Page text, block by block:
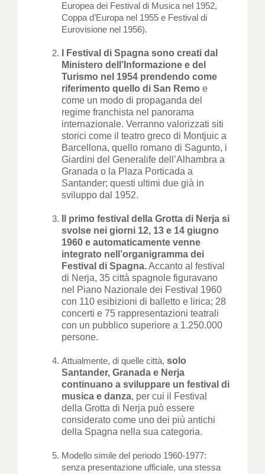
Europea dei Festival di Musica nel 1952,
Coppa d’Europa nel 1955 e Festival di
Eurovisione nel 1956).
I Festival di Spagna sono creati dal
Ministero dell’Informazione e del
Turismo nel 1954 prendendo come
riferimento quello di San Remo e
come un modo di propaganda del
regime franchista nel panorama
internazionale. Verranno valorizzati siti
storici come il teatro greco di Montjuic a
Barcellona, quello romano di Sagunto, i
Giardini del Generalife dell’Alhambra a
Granada o la Plaza Porticada a
Santander; questi ultimi due già in
sviluppo dal 1952.
Il primo festival della Grotta di Nerja si
svolse nei giorni 12, 13 e 14 giugno
1960 e automaticamente venne
integrato nell’organigramma dei
Festival di Spagna.Accanto al festival
di Nerja, 35 città spagnole figuravano
nel Piano Nazionale dei Festival 1960
con 110 esibizioni di balletto e lirica; 28
concerti e 75 rappresentazioni teatrali
con un pubblico superiore a 1.250.000
persone.
Attualmente, di quelle città, solo
Santander, Granada e Nerja
continuano a sviluppare un festival di
musica e danza, per cui il Festival
della Grotta di Nerja può essere
considerato come uno dei più antichi
della Spagna nella sua categoria.
Modello simile del periodo 1960-1977:
senza presentazione ufficiale, una stessa